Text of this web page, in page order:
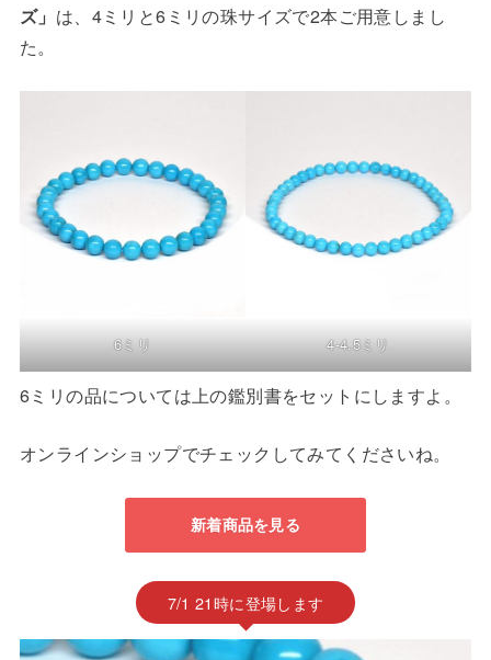
ズ」 は、4ミリと6ミリの珠サイズで2本ご用意しまし
た。
6ミリ 4-4.5ミリ
6ミリの品については上の鑑別書をセットにしますよ。
オンラインショップでチェックしてみてくださいね。
新着商品を見る
7/1 21時に登場します